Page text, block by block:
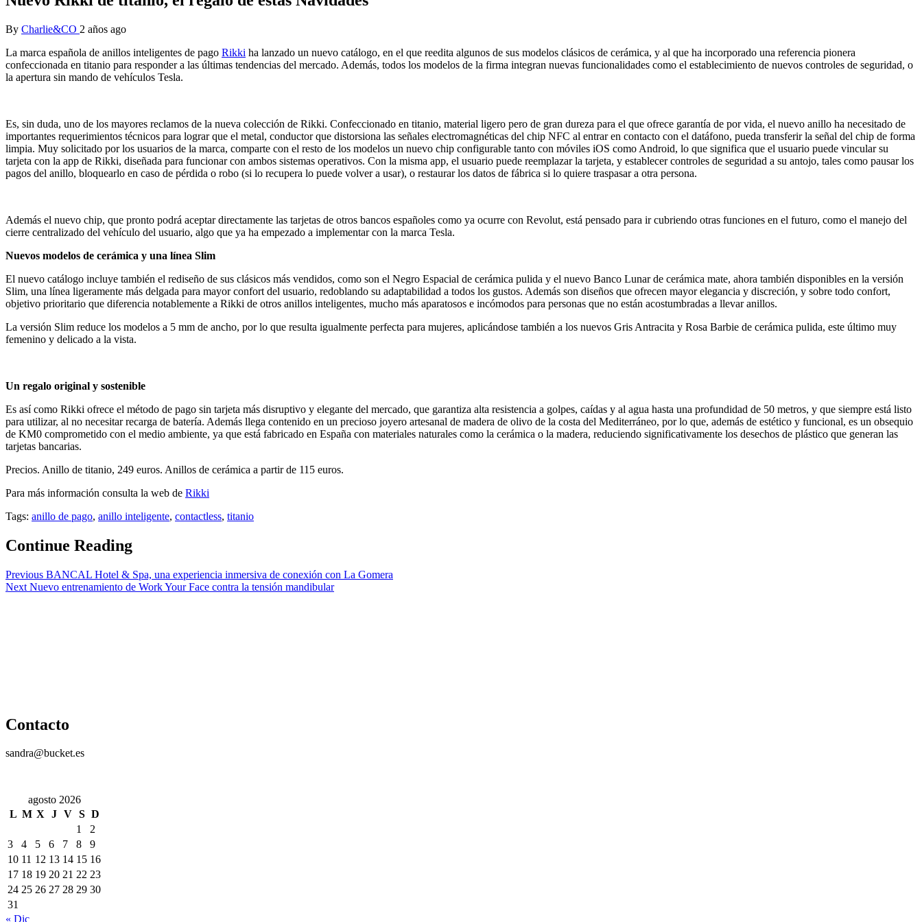
By Charlie&CO 2 años ago
La marca española de anillos inteligentes de pago Rikki ha lanzado un nuevo catálogo, en el que reedita algunos de sus modelos clásicos de cerámica, y al que ha incorporado una referencia pionera
confeccionada en titanio para responder a las últimas tendencias del mercado. Además, todos los modelos de la firma integran nuevas funcionalidades como el establecimiento de nuevos controles de seguridad, o
la apertura sin mando de vehículos Tesla.
Es, sin duda, uno de los mayores reclamos de la nueva colección de Rikki. Confeccionado en titanio, material ligero pero de gran dureza para el que ofrece garantía de por vida, el nuevo anillo ha necesitado de
importantes requerimientos técnicos para lograr que el metal, conductor que distorsiona las señales electromagnéticas del chip NFC al entrar en contacto con el datáfono, pueda transferir la señal del chip de forma
limpia. Muy solicitado por los usuarios de la marca, comparte con el resto de los modelos un nuevo chip configurable tanto con móviles iOS como Android, lo que significa que el usuario puede vincular su
tarjeta con la app de Rikki, diseñada para funcionar con ambos sistemas operativos. Con la misma app, el usuario puede reemplazar la tarjeta, y establecer controles de seguridad a su antojo, tales como pausar los
pagos del anillo, bloquearlo en caso de pérdida o robo (si lo recupera lo puede volver a usar), o restaurar los datos de fábrica si lo quiere traspasar a otra persona.
Además el nuevo chip, que pronto podrá aceptar directamente las tarjetas de otros bancos españoles como ya ocurre con Revolut, está pensado para ir cubriendo otras funciones en el futuro, como el manejo del
cierre centralizado del vehículo del usuario, algo que ya ha empezado a implementar con la marca Tesla.
Nuevos modelos de cerámica y una línea Slim
El nuevo catálogo incluye también el rediseño de sus clásicos más vendidos, como son el Negro Espacial de cerámica pulida y el nuevo Banco Lunar de cerámica mate, ahora también disponibles en la versión
Slim, una línea ligeramente más delgada para mayor confort del usuario, redoblando su adaptabilidad a todos los gustos. Además son diseños que ofrecen mayor elegancia y discreción, y sobre todo confort,
objetivo prioritario que diferencia notablemente a Rikki de otros anillos inteligentes, mucho más aparatosos e incómodos para personas que no están acostumbradas a llevar anillos.
La versión Slim reduce los modelos a 5 mm de ancho, por lo que resulta igualmente perfecta para mujeres, aplicándose también a los nuevos Gris Antracita y Rosa Barbie de cerámica pulida, este último muy
femenino y delicado a la vista.
Un regalo original y sostenible
Es así como Rikki ofrece el método de pago sin tarjeta más disruptivo y elegante del mercado, que garantiza alta resistencia a golpes, caídas y al agua hasta una profundidad de 50 metros, y que siempre está listo
para utilizar, al no necesitar recarga de batería. Además llega contenido en un precioso joyero artesanal de madera de olivo de la costa del Mediterráneo, por lo que, además de estético y funcional, es un obsequio
de KM0 comprometido con el medio ambiente, ya que está fabricado en España con materiales naturales como la cerámica o la madera, reduciendo significativamente los desechos de plástico que generan las
tarjetas bancarias.
Precios. Anillo de titanio, 249 euros. Anillos de cerámica a partir de 115 euros.
Para más información consulta la web de Rikki
Tags: anillo de pago, anillo inteligente, contactless, titanio
Continue Reading
Previous BANCAL Hotel & Spa, una experiencia inmersiva de conexión con La Gomera
Next Nuevo entrenamiento de Work Your Face contra la tensión mandibular
Contacto
sandra@bucket.es
agosto 2026
L M X J V S D
1
2
3
4 5 6 7 8
9
10 11 12 13 14 15 16
17 18 19 20 21 22 23
24 25 26 27 28 29 30
31
« Dic